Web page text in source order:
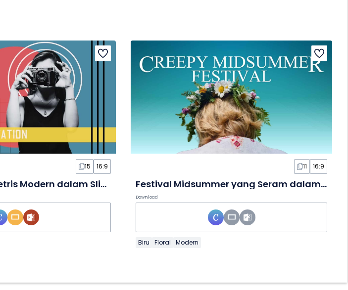
15 16:9
Pitch Deck Geometris Modern dalam Slide
11 16:9
Festival Midsummer yang Seram dalam Slide
Download
Biru Floral Modern